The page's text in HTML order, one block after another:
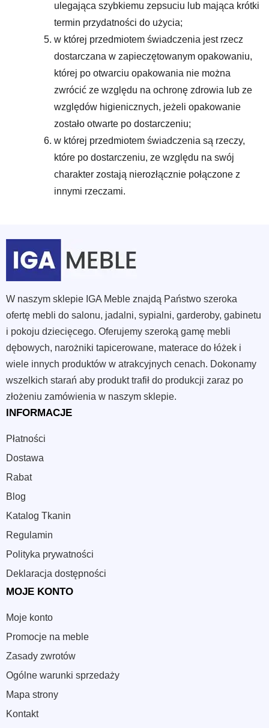
ulegająca szybkiemu zepsuciu lub mająca krótki
termin przydatności do użycia;
w której przedmiotem świadczenia jest rzecz
dostarczana w zapieczętowanym opakowaniu,
której po otwarciu opakowania nie można
zwrócić ze względu na ochronę zdrowia lub ze
względów higienicznych, jeżeli opakowanie
zostało otwarte po dostarczeniu;
w której przedmiotem świadczenia są rzeczy,
które po dostarczeniu, ze względu na swój
charakter zostają nierozłącznie połączone z
innymi rzeczami.
W naszym sklepie IGA Meble znajdą Państwo szeroka
ofertę mebli do salonu, jadalni, sypialni, garderoby, gabinetu
i pokoju dziecięcego. Oferujemy szeroką gamę mebli
dębowych, narożniki tapicerowane, materace do łóżek i
wiele innych produktów w atrakcyjnych cenach. Dokonamy
wszelkich starań aby produkt trafił do produkcji zaraz po
złożeniu zamówienia w naszym sklepie.
INFORMACJE
Płatności
Dostawa
Rabat
Blog
Katalog Tkanin
Regulamin
Polityka prywatności
Deklaracja dostępności
MOJE KONTO
Moje konto
Promocje na meble
Zasady zwrotów
Ogólne warunki sprzedaży
Mapa strony
Kontakt